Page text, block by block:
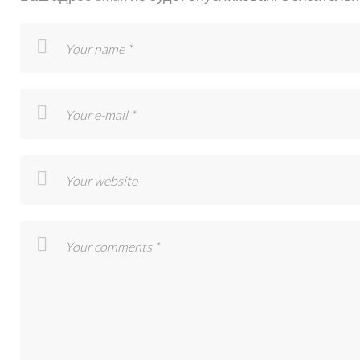
RADIUS-
25-
MM